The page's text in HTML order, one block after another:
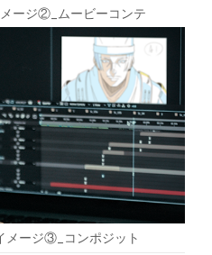
ージ②_ムービーコンテ
メージ③_コンポジット